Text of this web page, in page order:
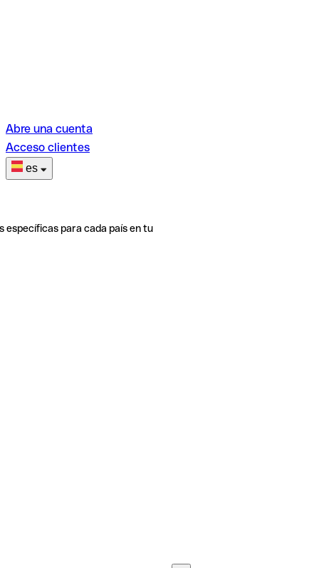
Abre una cuenta
Acceso clientes
es
específicas para cada país en tu